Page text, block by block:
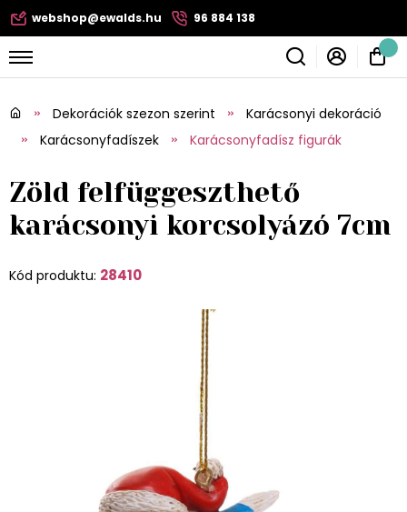
webshop@ewalds.hu 96 884 138
Dekorációk szezon szerint
Karácsonyi dekoráció
Karácsonyfadíszek
Karácsonyfadísz figurák
Zöld felfüggeszthető
karácsonyi korcsolyázó 7cm
Kód produktu: 28410